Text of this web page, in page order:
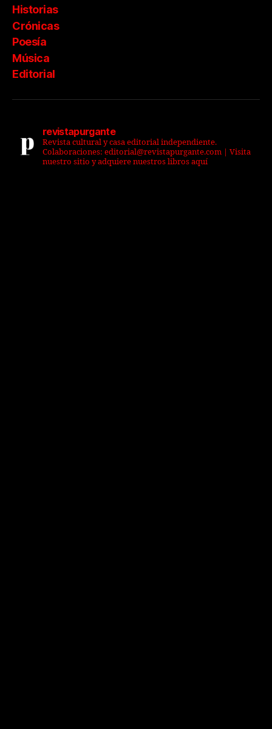
Historias
Crónicas
Poesía
Música
Editorial
revistapurgante
Revista cultural y casa editorial independiente.
Colaboraciones: editorial@revistapurgante.com | Visita
nuestro sitio y adquiere nuestros libros aquí